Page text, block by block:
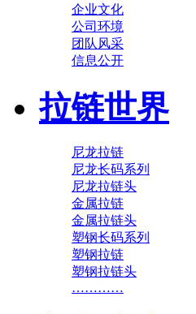
企业文化
公司环境
团队风采
信息公开
拉链世界
尼龙拉链
尼龙长码系列
尼龙拉链头
金属拉链
金属拉链头
塑钢长码系列
塑钢拉链
塑钢拉链头
…………